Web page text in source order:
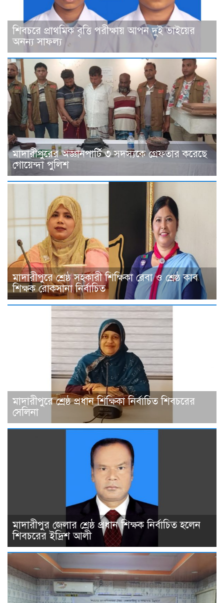
শিবচরে প্রাথমিক বৃত্তি পরীক্ষায় আপন দুই ভাইয়ের
অনন্য সাফল্য
মাদারীপুরের অজ্ঞানপার্টি ৩ সদস্যকে গ্রেফতার করেছে
গোয়েন্দা পুলিশ
মাদারীপুরে শ্রেষ্ঠ সহকারী শিক্ষিকা রেবা ও শ্রেষ্ঠ কাব
শিক্ষক রোকসানা নির্বাচিত
মাদারীপুরে শ্রেষ্ঠ প্রধান শিক্ষিকা নির্বাচিত শিবচরের
সেলিনা
মাদারীপুর জেলার শ্রেষ্ঠ প্রধান শিক্ষক নির্বাচিত হলেন
শিবচরের ইদ্রিশ আলী